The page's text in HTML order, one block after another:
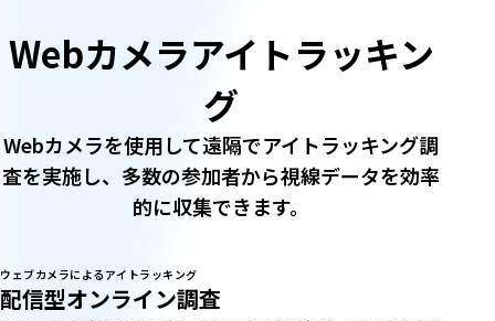
W
B
メ
ラ
Webカメラアイトラッキン
グ
Webカメラを使用して遠隔でアイトラッキング調
査を実施し、多数の参加者から視線データを効率
的に収集できます。
新製品
ウェブカメラによるアイトラッキング
配信型オンライン調査